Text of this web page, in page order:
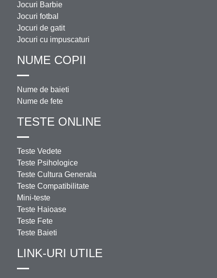
Jocuri Barbie
Jocuri fotbal
Jocuri de gatit
Jocuri cu impuscaturi
NUME COPII
Nume de baieti
Nume de fete
TESTE ONLINE
Teste Vedete
Teste Psihologice
Teste Cultura Generala
Teste Compatibilitate
Mini-teste
Teste Haioase
Teste Fete
Teste Baieti
LINK-URI UTILE